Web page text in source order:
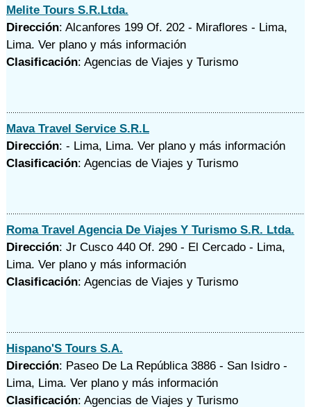
Melite Tours S.R.Ltda.
Dirección: Alcanfores 199 Of. 202 - Miraflores - Lima,
Lima. Ver plano y más información
Clasificación: Agencias de Viajes y Turismo
Mava Travel Service S.R.L
Dirección: - Lima, Lima. Ver plano y más información
Clasificación: Agencias de Viajes y Turismo
Roma Travel Agencia De Viajes Y Turismo S.R. Ltda.
Dirección: Jr Cusco 440 Of. 290 - El Cercado - Lima,
Lima. Ver plano y más información
Clasificación: Agencias de Viajes y Turismo
Hispano'S Tours S.A.
Dirección: Paseo De La República 3886 - San Isidro -
Lima, Lima. Ver plano y más información
Clasificación: Agencias de Viajes y Turismo